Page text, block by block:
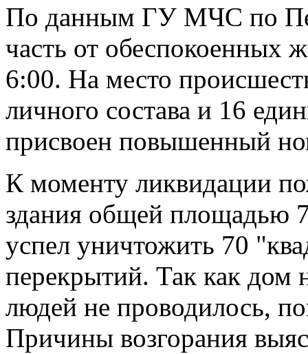
По данным ГУ МЧС по
часть от обеспокоенных
6:00. На место
личного состава и 16
присвоен повышенный
К моменту ликвидации
здания общей площадью
успел уничтожить 70
перекрытий. Так как дом
людей не проводилось,
Причины возгорания